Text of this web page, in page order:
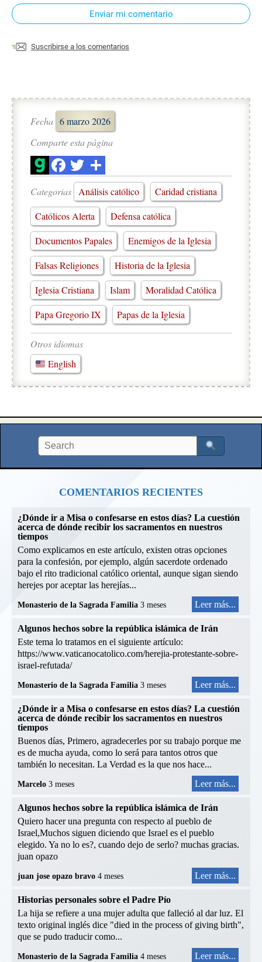
Enviar mi comentario
Suscribirse a los comentarios
Fecha 6 marzo 2026
Comparte esta página
Categorias Análisis católico
Caridad cristiana
Católicos Alerta
Defensa católica
Documentos Papales
Enemigos de la Iglesia
Falsas Religiones
Historia de la Iglesia
Iglesia Cristiana
Islam
Moralidad Católica
Papa Gregorio IX
Papas de la Iglesia
Otros idiomas
English
COMENTARIOS RECIENTES
¿Dónde ir a Misa o confesarse en estos días? La cuestión
acerca de dónde recibir los sacramentos en nuestros
tiempos
Como explicamos en este artículo, existen otras opciones
para la confesión, por ejemplo, algún sacerdote ordenado
bajo el rito tradicional católico oriental, aunque sigan siendo
herejes por aceptar las herejías...
Monasterio de la Sagrada Familia 3 meses Leer más...
Algunos hechos sobre la república islámica de Irán
Este tema lo tratamos en el siguiente artículo:
https://www.vaticanocatolico.com/herejia-protestante-sobre-
israel-refutada/
Monasterio de la Sagrada Familia 3 meses Leer más...
¿Dónde ir a Misa o confesarse en estos días? La cuestión
acerca de dónde recibir los sacramentos en nuestros
tiempos
Buenos días, Primero, agradecerles por su trabajo porque me
es de mucha ayuda, como lo será para tantos otros que
también lo necesitan. La Verdad es la que nos hace...
Marcelo 3 meses Leer más...
Algunos hechos sobre la república islámica de Irán
Quiero hacer una pregunta con respecto al pueblo de
Israel,Muchos siguen diciendo que Israel es el pueblo
elegido. Ya no lo es?, cuando dejo de serlo? muchas gracias.
juan opazo
juan jose opazo bravo 4 meses Leer más...
Historias personales sobre el Padre Pío
La hija se refiere a una mujer adulta que falleció al dar luz. El
texto original inglés dice "died in the process of giving birth",
que se pudo traducir como...
Monasterio de la Sagrada Familia 4 meses Leer más...